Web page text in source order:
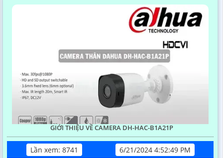
GIỚI THIỆU VỀ CAMERA DH-HAC-B1A21P
Lần xem: 8741
6/21/2024 4:52:49 PM